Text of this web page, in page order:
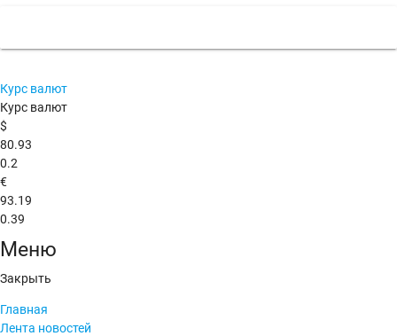
Курс валют
Курс валют
$
80.93
0.2
€
93.19
0.39
Меню
Закрыть
Главная
Лента новостей